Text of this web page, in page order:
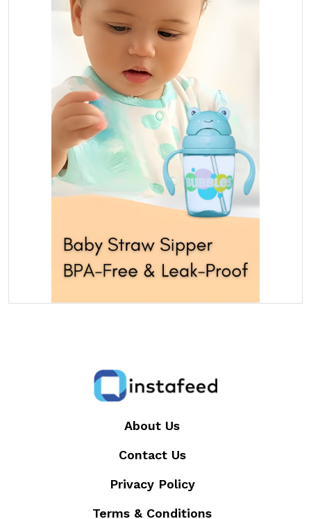
About Us
Contact Us
Privacy Policy
Terms & Conditions